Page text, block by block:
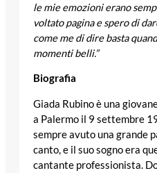
le mie emozioni erano
voltato pagina e spero di
come me di dire basta
momenti belli.”
Biografia
Giada Rubino è una
a Palermo il 9 settembre
sempre avuto una grande
canto, e il suo sogno era
cantante professionista.